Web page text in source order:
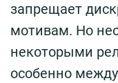
запрещает
мотивам. Но
некоторыми
особенно